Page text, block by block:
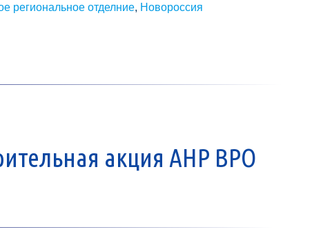
региональное отделние, Новороссия
акция АНР ВРО